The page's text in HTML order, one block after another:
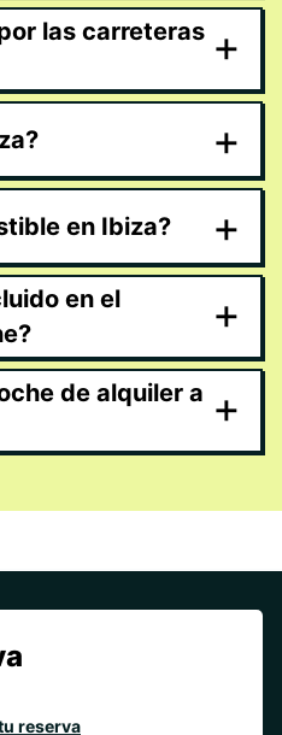
las carreteras +
+
en Ibiza? +
en el
+
de alquiler a +
reserva